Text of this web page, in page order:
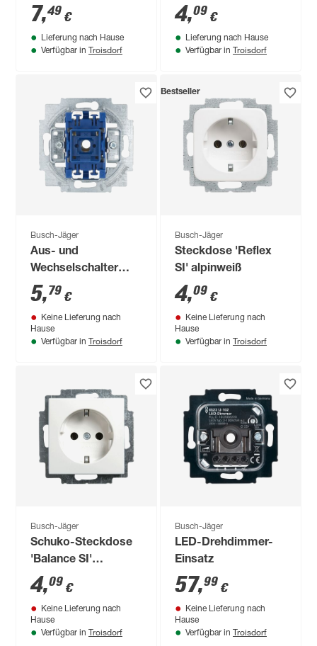
SI' alpinweiß
7,49 €
Lieferung nach Hause
Verfügbar in Troisdorf
TAE-Dose
4,09 €
Lieferung nach Hause
Verfügbar in Troisdorf
Busch-Jäger
Aus- und
Wechselschalter
Einsatz
5,79 €
Keine Lieferung nach
Hause
Verfügbar in Troisdorf
Bestseller
Busch-Jäger
Steckdose 'Reflex
SI' alpinweiß
4,09 €
Keine Lieferung nach
Hause
Verfügbar in Troisdorf
Busch-Jäger
Schuko-Steckdose
'Balance SI'
alpinweiß
4,09 €
Keine Lieferung nach
Hause
Verfügbar in Troisdorf
Busch-Jäger
LED-Drehdimmer-
Einsatz
57,99 €
Keine Lieferung nach
Hause
Verfügbar in Troisdorf